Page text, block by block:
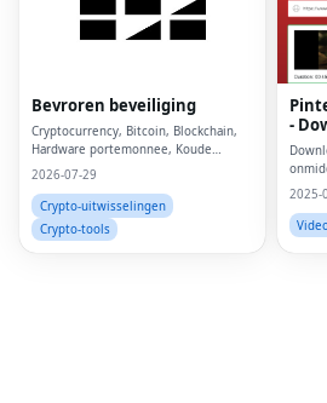
Bevroren beveiliging
Cryptocurrency, Bitcoin, Blockchain,
Hardware portemonnee, Koude
portemonnee,
2026-07-29
Crypto-uitwisselingen
Crypto-tools
-
2025-